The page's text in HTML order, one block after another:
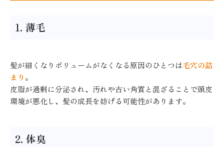
1. 薄毛
髪が細くなりボリュームがなくなる原因のひとつは毛穴の詰
まり 。
皮脂が過剰に分泌され、汚れや古い角質と混ざることで頭皮
環境が悪化し、髪の成長を妨げる可能性があります。
2. 体臭